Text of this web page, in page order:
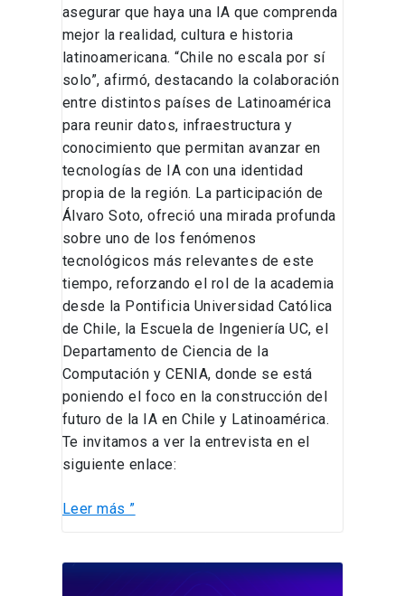
asegurar que haya una IA que comprenda
mejor la realidad, cultura e historia
latinoamericana. “Chile no escala por sí
solo”, afirmó, destacando la colaboración
entre distintos países de Latinoamérica
para reunir datos, infraestructura y
conocimiento que permitan avanzar en
tecnologías de IA con una identidad
propia de la región. La participación de
Álvaro Soto, ofreció una mirada profunda
sobre uno de los fenómenos
tecnológicos más relevantes de este
tiempo, reforzando el rol de la academia
desde la Pontificia Universidad Católica
de Chile, la Escuela de Ingeniería UC, el
Departamento de Ciencia de la
Computación y CENIA, donde se está
poniendo el foco en la construcción del
futuro de la IA en Chile y Latinoamérica.
Te invitamos a ver la entrevista en el
siguiente enlace:
Leer más ”